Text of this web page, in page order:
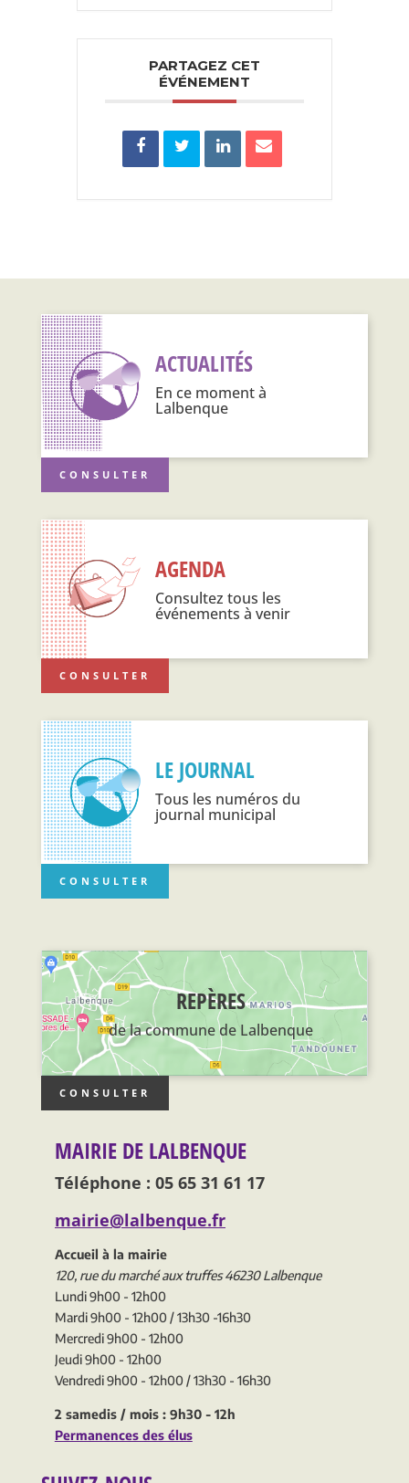
PARTAGEZ CET
ÉVÉNEMENT
ACTUALITÉS
En ce moment à
Lalbenque
CONSULTER
AGENDA
Consultez tous les
événements à venir
CONSULTER
LE JOURNAL
Tous les numéros du
journal municipal
CONSULTER
REPÈRES
de la commune de Lalbenque
CONSULTER
MAIRIE DE LALBENQUE
Téléphone : 05 65 31 61 17
mairie@lalbenque.fr
Accueil à la mairie
120, rue du marché aux truffes 46230 Lalbenque
Lundi 9h00 - 12h00
Mardi 9h00 - 12h00 / 13h30 -16h30
Mercredi 9h00 - 12h00
Jeudi 9h00 - 12h00
Vendredi 9h00 - 12h00 / 13h30 - 16h30
2 samedis / mois : 9h30 - 12h
Permanences des élus